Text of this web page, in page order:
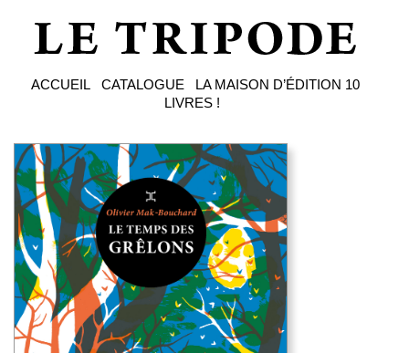
ACCUEIL CATALOGUE LA MAISON D’ÉDITION 10
LIVRES !